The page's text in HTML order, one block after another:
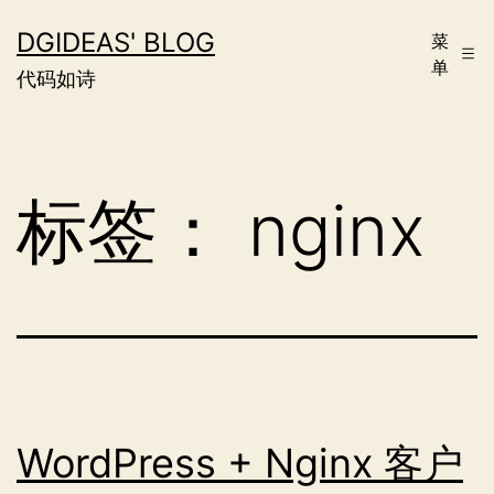
至
内
DGIDEAS' BLOG
代码如诗
菜
单
标签： nginx
WordPress + Nginx 客户